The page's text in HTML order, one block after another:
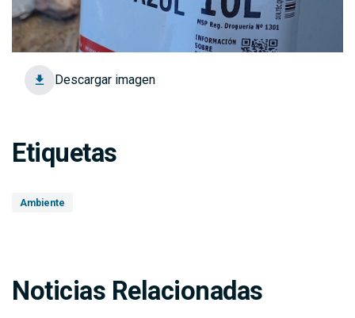
Descargar imagen
Etiquetas
Ambiente
Noticias Relacionadas